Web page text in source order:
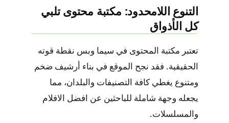
التنوع اللامحدود: مكتبة محتوى تلبي
كل الأذواق
تعتبر مكتبة المحتوى في سيما وبس نقطة قوته
الحقيقية. فقد نجح الموقع في بناء أرشيف ضخم
ومتنوع يغطي كافة التصنيفات والبلدان، مما
يجعله وجهة شاملة للباحثين عن افضل الافلام
والمسلسلات.